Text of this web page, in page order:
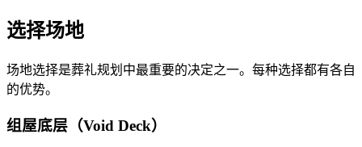
选择场地
场地选择是葬礼规划中最重要的决定之一。每种选择都有各自
的优势。
组屋底层（Void Deck）